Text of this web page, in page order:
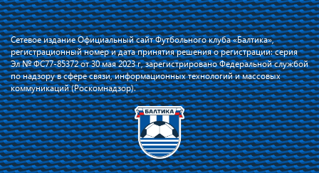
Сетевое издание Официальный сайт Футбольного клуба «Балтика»,
регистрационный номер и дата принятия решения о регистрации: серия
Эл № ФС77-85372 от 30 мая 2023 г, зарегистрировано Федеральной службой
по надзору в сфере связи, информационных технологий и массовых
коммуникаций (Роскомнадзор).